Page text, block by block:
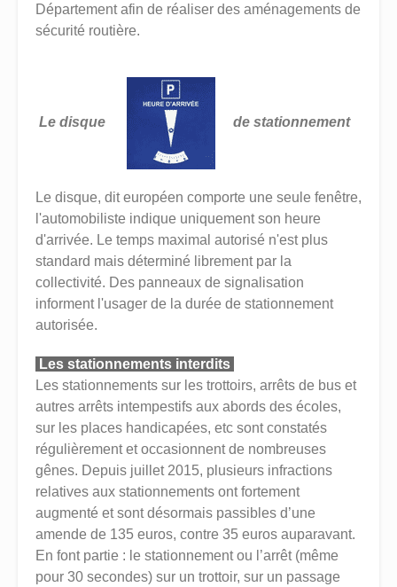
Département afin de réaliser des aménagements de
sécurité routière.
Le disque de stationnement
Le disque, dit européen comporte une seule fenêtre,
l'automobiliste indique uniquement son heure
d'arrivée. Le temps maximal autorisé n'est plus
standard mais déterminé librement par la
collectivité. Des panneaux de signalisation
informent l'usager de la durée de stationnement
autorisée.
Les stationnements interdits
Les stationnements sur les trottoirs, arrêts de bus et
autres arrêts intempestifs aux abords des écoles,
sur les places handicapées, etc sont constatés
régulièrement et occasionnent de nombreuses
gênes. Depuis juillet 2015, plusieurs infractions
relatives aux stationnements ont fortement
augmenté et sont désormais passibles d’une
amende de 135 euros, contre 35 euros auparavant.
En font partie : le stationnement ou l’arrêt (même
pour 30 secondes) sur un trottoir, sur un passage